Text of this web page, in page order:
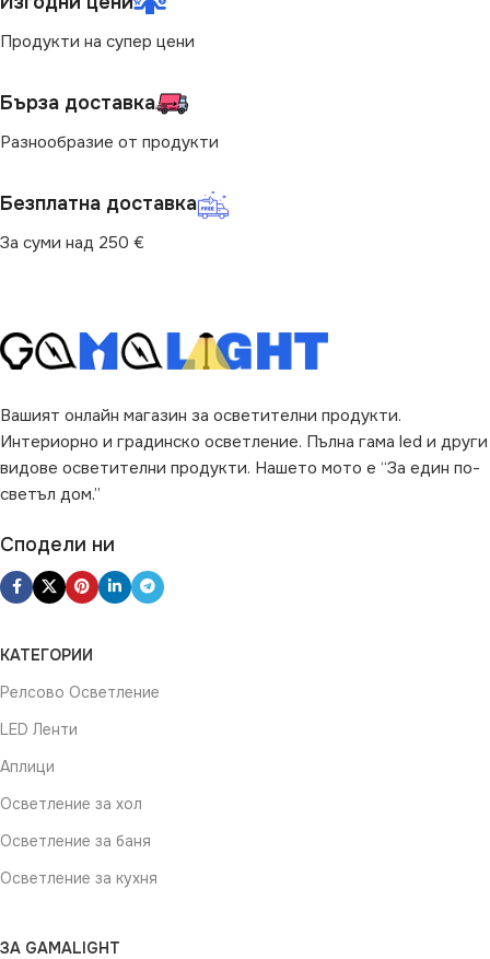
за Детска Стая
за Дневна,за Коридор,за
за Окачен
за
Хол
ФОРМА Квадрат ФОРМА
Продукти на супер цени
Бърза доставка
Разнообразие от продукти
Безплатна доставка
За суми над 250 €
Вашият онлайн магазин за осветителни продукти.
Интериорно и градинско осветление. Пълна гама led и други
видове осветителни продукти. Нашето мото е “За един по-
светъл дом.”
Сподели ни
КАТЕГОРИИ
Релсово Осветление
LED Ленти
Аплици
Осветление за хол
Осветление за баня
Осветление за кухня
ЗА GAMALIGHT